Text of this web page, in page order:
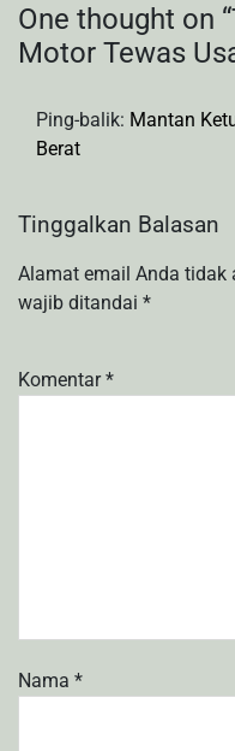
One thought on “
Motor Tewas
Ping-balik: Mantan
Berat
Tinggalkan Balasan
Alamat email Anda tidak
wajib ditandai *
Komentar*
Nama *